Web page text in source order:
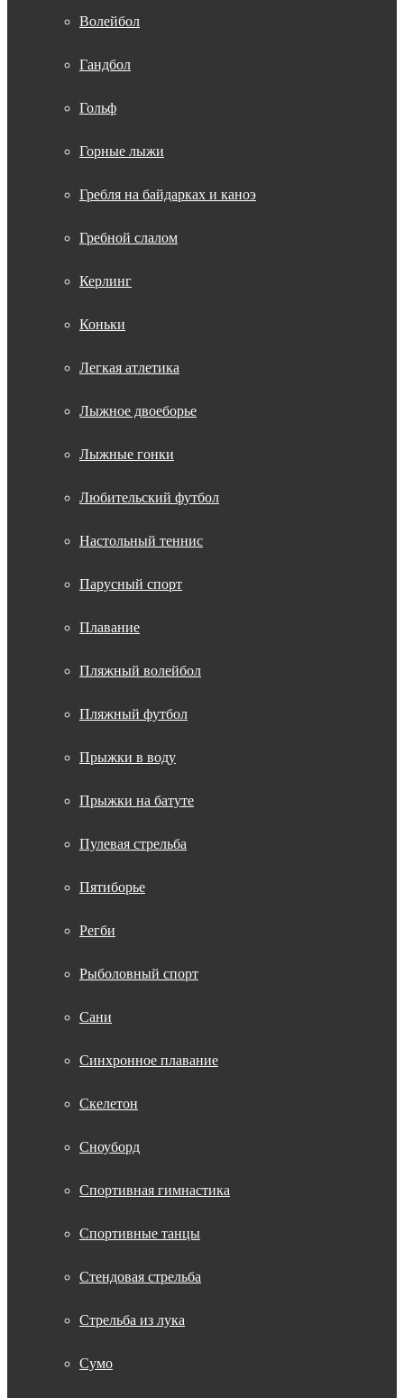
Волейбол
Гандбол
Гольф
Горные лыжи
Гребля на байдарках и каноэ
Гребной слалом
Керлинг
Коньки
Легкая атлетика
Лыжное двоеборье
Лыжные гонки
Любительский футбол
Настольный теннис
Парусный спорт
Плавание
Пляжный волейбол
Пляжный футбол
Прыжки в воду
Прыжки на батуте
Пулевая стрельба
Пятиборье
Регби
Рыболовный спорт
Сани
Синхронное плавание
Скелетон
Сноуборд
Спортивная гимнастика
Спортивные танцы
Стендовая стрельба
Стрельба из лука
Сумо